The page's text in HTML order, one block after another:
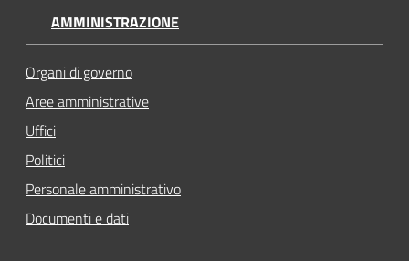
AMMINISTRAZIONE
Organi di governo
Aree amministrative
Uffici
Politici
Personale amministrativo
Documenti e dati